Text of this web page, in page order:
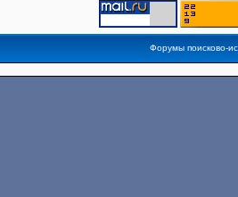
Форумы поисково-